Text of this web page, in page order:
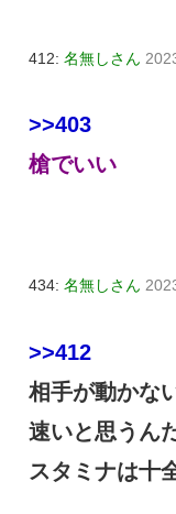
412: 名無しさん
>>403
槍でいい
434: 名無しさん
>>412
相手が動かな
速いと思うん
スタミナは十